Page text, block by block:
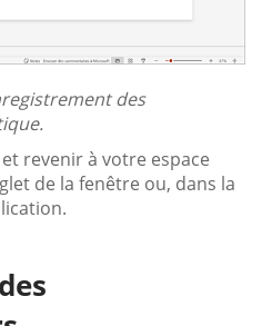
des
revenir à votre espace
de la fenêtre ou, dans la